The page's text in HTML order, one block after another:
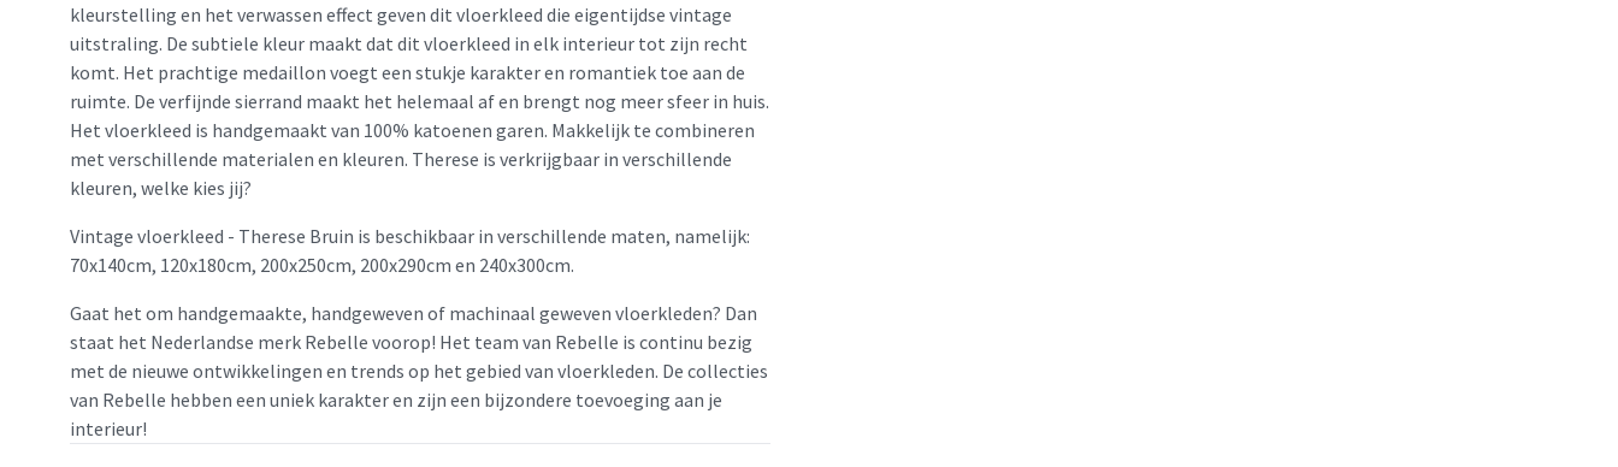
kleurstelling en het verwassen effect geven dit vloerkleed die eigentijdse vintage
uitstraling. De subtiele kleur maakt dat dit vloerkleed in elk interieur tot zijn recht
komt. Het prachtige medaillon voegt een stukje karakter en romantiek toe aan de
ruimte. De verfijnde sierrand maakt het helemaal af en brengt nog meer sfeer in huis.
Het vloerkleed is handgemaakt van 100% katoenen garen. Makkelijk te combineren
met verschillende materialen en kleuren. Therese is verkrijgbaar in verschillende
kleuren, welke kies jij?
Vintage vloerkleed - Therese Bruin is beschikbaar in verschillende maten, namelijk:
70x140cm, 120x180cm, 200x250cm, 200x290cm en 240x300cm.
Gaat het om handgemaakte, handgeweven of machinaal geweven vloerkleden? Dan
staat het Nederlandse merk Rebelle voorop! Het team van Rebelle is continu bezig
met de nieuwe ontwikkelingen en trends op het gebied van vloerkleden. De collecties
van Rebelle hebben een uniek karakter en zijn een bijzondere toevoeging aan je
interieur!